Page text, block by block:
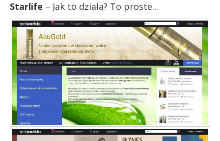
Starlife – Jak to działa? To proste…